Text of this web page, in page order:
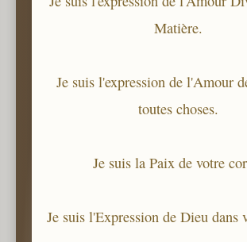
Matière.
Je suis l'expression de l'Amour
toutes choses.
Je suis la Paix de votre
Je suis l'Expression de Dieu dans